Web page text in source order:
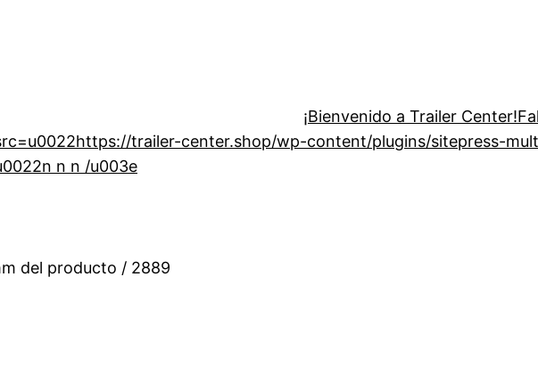
¡Bienvenido a Trailer Center!
trailer-center.shop/wp-content/plugins/sitepress-
n n /u003e
del producto / 2889